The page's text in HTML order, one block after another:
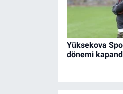
Yüksekova
dönemi